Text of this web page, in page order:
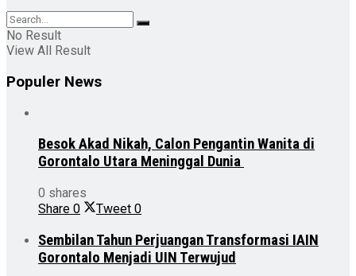
No Result
View All Result
Populer News
Besok Akad Nikah, Calon Pengantin Wanita di
Gorontalo Utara Meninggal Dunia
0 shares
Share 0 Tweet 0
Sembilan Tahun Perjuangan Transformasi IAIN
Gorontalo Menjadi UIN Terwujud